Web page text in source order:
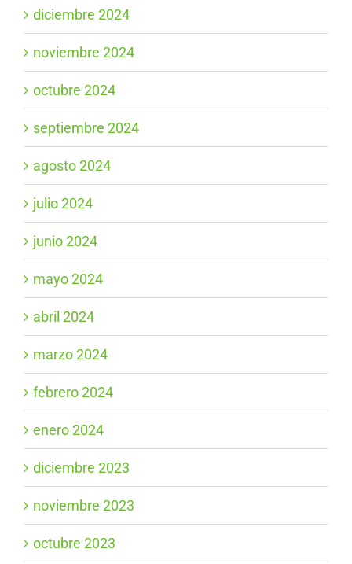
diciembre 2024
noviembre 2024
octubre 2024
septiembre 2024
agosto 2024
julio 2024
junio 2024
mayo 2024
abril 2024
marzo 2024
febrero 2024
enero 2024
diciembre 2023
noviembre 2023
octubre 2023